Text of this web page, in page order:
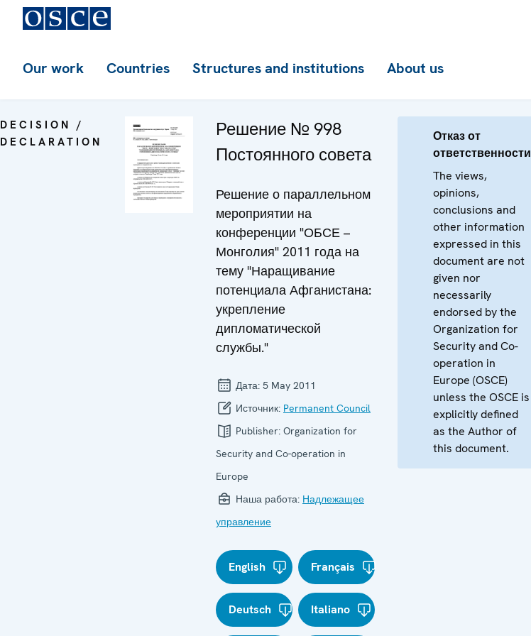
Our work Countries Structures and institutions About us
DECISION /
DECLARATION
Решение № 998
Постоянного совета
Решение о параллельном
мероприятии на
конференции "ОБСЕ –
Монголия" 2011 года на
тему "Наращивание
потенциала Афганистана:
укрепление
дипломатической
службы."
Дата: 5 May 2011
Источник: Permanent Council
Publisher: Organization for
Security and Co-operation in
Europe
Наша работа: Надлежащее
управление
English Français
Deutsch Italiano
Отказ от
ответственности
The views,
opinions,
conclusions and
other information
expressed in this
document are not
given nor
necessarily
endorsed by the
Organization for
Security and Co-
operation in
Europe (OSCE)
unless the OSCE is
explicitly defined
as the Author of
this document.